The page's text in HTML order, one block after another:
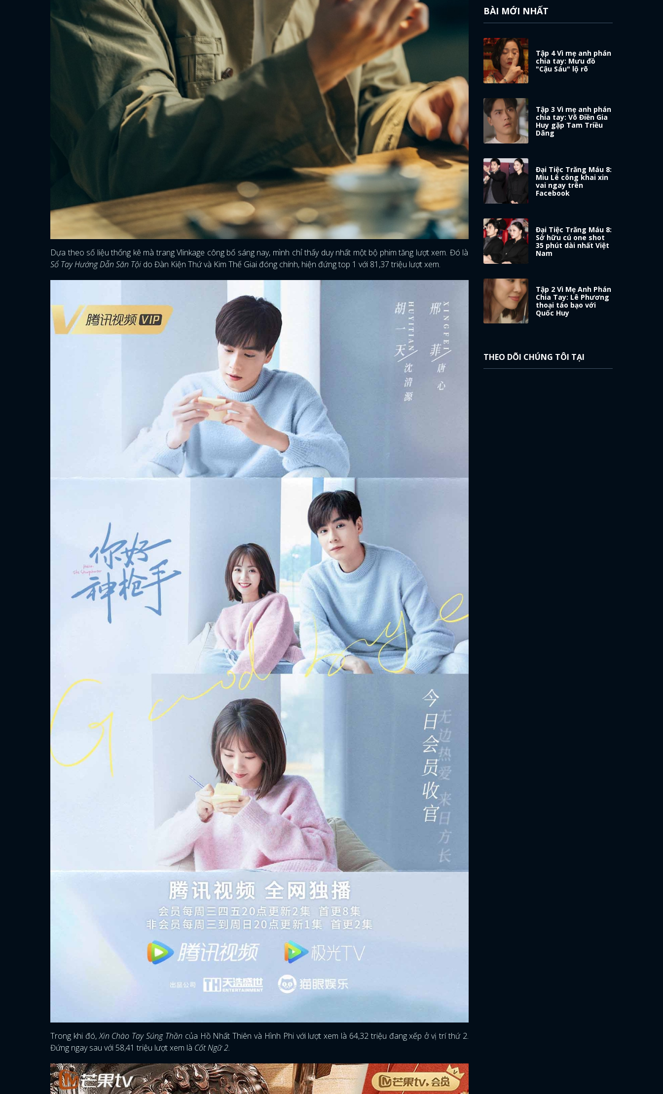
ĐĂNG NHẬP
FACEBOOK GOOGLE
Dựa theo số liệu thống kê mà trang Vlinkage công bố sáng nay, mình chỉ thấy duy nhất một bộ phim tăng lượt xem. Đó là
Sổ Tay Hướng Dẫn Săn Tội do Đàn Kiện Thứ và Kim Thế Giai đóng chính, hiện đứng top 1 với 81,37 triệu lượt xem.
Trong khi đó,Xin Chào Tay Súng Thần của Hồ Nhất Thiên và Hình Phi với lượt xem là 64,32 triệu đang xếp ở vị trí thứ 2.
Đứng ngay sau với 58,41 triệu lượt xem là Cốt Ngữ 2.
BÀI MỚI NHẤT
Tập 4 Vì mẹ anh phán
chia tay: Mưu đồ
"Cậu Sáu" lộ rõ
Tập 3 Vì mẹ anh phán
chia tay: Võ Điền Gia
Huy gặp Tam Triều
Dâng
Đại Tiệc Trăng Máu 8:
Miu Lê công khai xin
vai ngay trên
Facebook
Đại Tiệc Trăng Máu 8:
Sở hữu cú one shot
35 phút dài nhất Việt
Nam
Tập 2 Vì Mẹ Anh Phán
Chia Tay: Lê Phương
thoại táo bạo với
Quốc Huy
THEO DÕI CHÚNG TÔI TẠI